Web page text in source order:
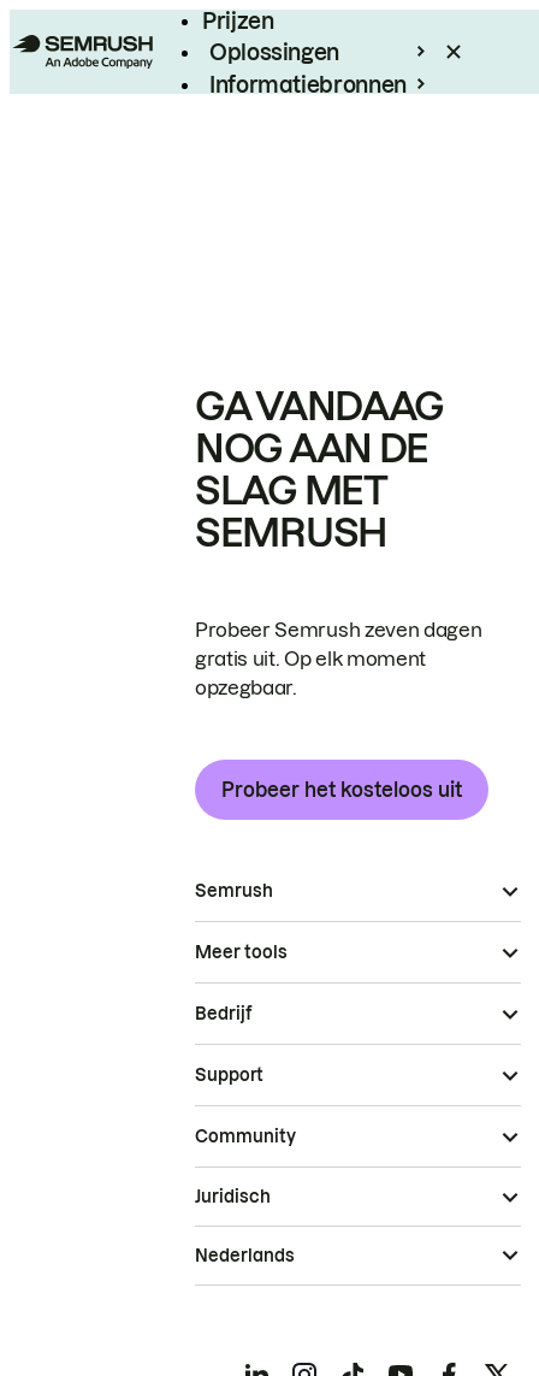
Prijzen
Oplossingen
Informatiebronnen
GA VANDAAG
NOG AAN DE
SLAG MET
SEMRUSH
Probeer Semrush zeven dagen
gratis uit. Op elk moment
opzegbaar.
Probeer het kosteloos uit
Semrush
Meer tools
Bedrijf
Support
Community
Juridisch
Nederlands